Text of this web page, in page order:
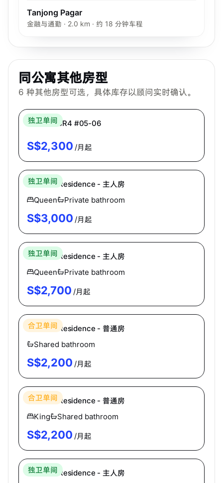
Tanjong Pagar
金融与通勤 · 2.0 km · 约 18 分钟车程
同公寓其他房型
6 种其他房型可选，具体库存以顾问实时确认。
独卫单间
Bespoke Habitat 共居
主人房 MBR4 #05-06
S$2,300 /月起
独卫单间
Oleanas Residence - 主人房
Queen
Private bathroom
S$3,000 /月起
独卫单间
Oleanas Residence - 主人房
Queen
Private bathroom
S$2,700 /月起
合卫单间
Oleanas Residence - 普通房
Shared bathroom
S$2,200 /月起
合卫单间
Oleanas Residence - 普通房
King
Shared bathroom
S$2,200 /月起
独卫单间
Oleanas Residence - 主人房